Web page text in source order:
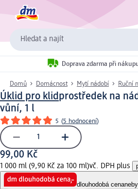
Hledat a najít
Doprava zdarma při
Domů Domácnost Mytí nádobí Ruční
Úklid pro klidprostředek na
vůní, 1 l
5 (5 hodnocení)
99,00 Kč
1 000 ml (9,90 Kč za 100 ml)vč. DPH plus
dlouhodobá cena